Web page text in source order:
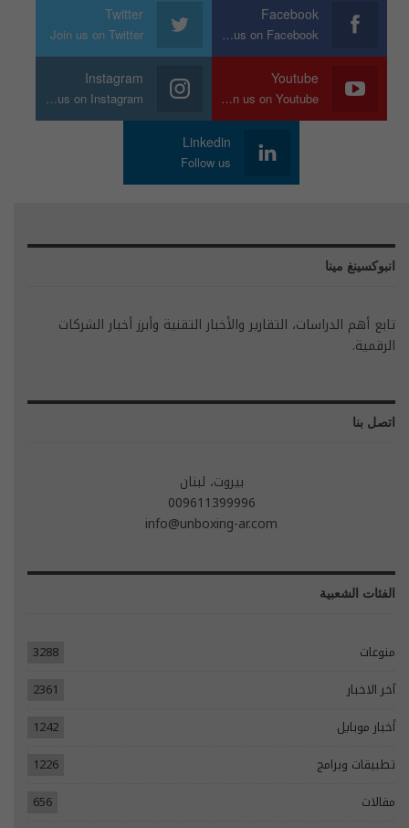
Facebook
Join us on Facebook
Twitter
Join us on Twitter
Youtube
Join us on Youtube
Instagram
Join us on Instagram
Linkedin
Follow us
انبوكسينغ مينا
تابع أهم الدراسات، التقارير والأخبار التقنية وأبرز أخبار الشركات
الرقمية.
اتصل بنا
بيروت، لبنان
009611399996
info@unboxing-ar.com
الفئات الشعبية
منوعات
3288
آخر الاخبار
2361
أخبار موبايل
1242
تطبيقات وبرامج
1226
مقالات
656